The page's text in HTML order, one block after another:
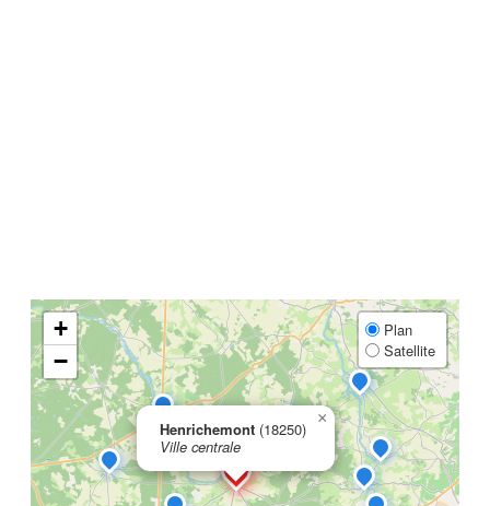
Henrichemont (18250)
Ville centrale
×
+
−
Plan
Satellite